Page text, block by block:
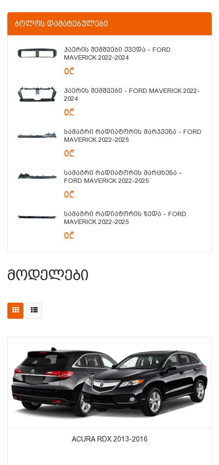
ᲑᲝᲚᲝᲡ ᲓᲐᲛᲐᲢᲔᲑᲣᲚᲔᲑᲘ
Ჰაერის Შემშვები Ქვედა - FORD
MAVERICK 2022-2024
0₾
Ჰაერის Შემშვები - FORD MAVERICK 2022-
2024
0₾
Სამაგრი Რადიატორის Მარჯვენა - FORD
MAVERICK 2022-2025
0₾
Სამაგრი Რადიატორის Მარცხენა -
FORD MAVERICK 2022-2025
0₾
Სამაგრი Რადიატორის Ზედა - FORD
MAVERICK 2022-2025
0₾
Მოდელები
ᲞᲠᲝᲓᲣᲥᲢᲔᲑᲘᲡ ᲜᲐᲮᲕᲐ
ACURA RDX 2013-2016